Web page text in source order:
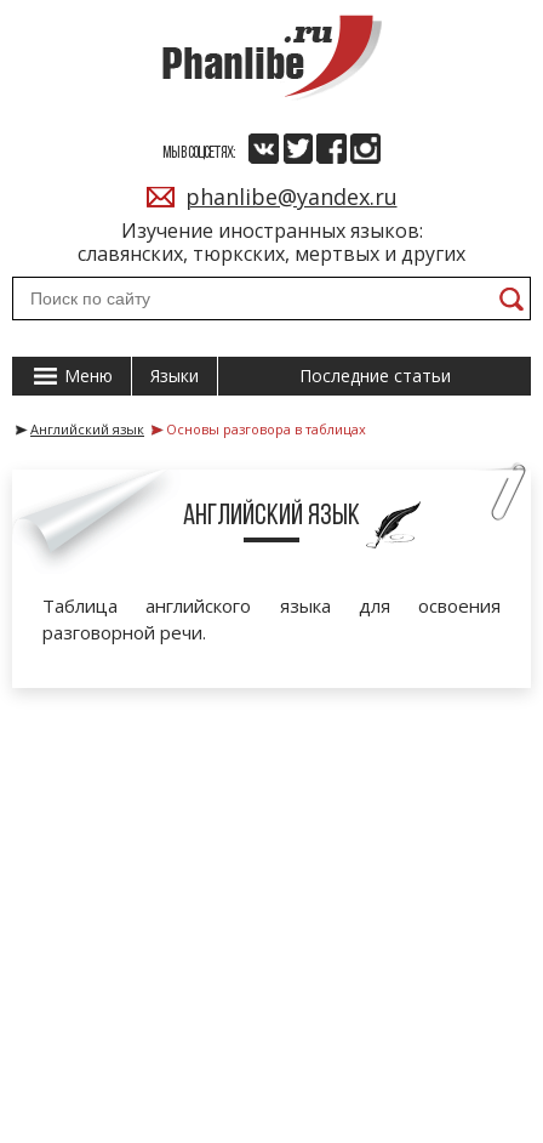
Изучение иностранных языков:
славянских, тюркских, мертвых и других
МЫ В СОЦСЕТЯХ:
phanlibe@yandex.ru
Меню Языки Последние статьи
Английский язык Основы разговора в таблицах
Английский язык
Таблица английского языка для освоения
разговорной речи.